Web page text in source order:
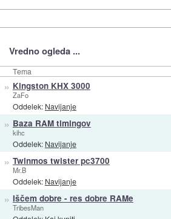
Vredno ogleda ...
Tema
» Kingston KHX 3000
ZaFo
Oddelek: Navijanje
» Baza RAM timingov
kihc
Oddelek: Navijanje
» Twinmos twister pc3700
Mr.B
Oddelek: Navijanje
» Iščem dobre - res dobre RAMe
TribesMan